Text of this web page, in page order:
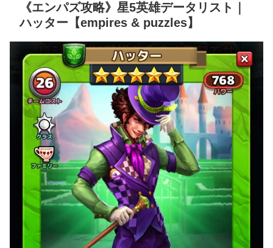
《エンパズ攻略》星5英雄データリスト｜
ハッター【empires & puzzles】